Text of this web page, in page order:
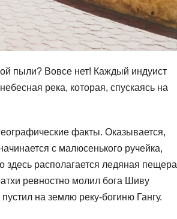
пыли? Вовсе нет! Каждый индуист
река, которая, спускаясь на
факты. Оказывается,
с малюсенького ручейка,
располагается ледяная пещера
ревностно молил бога Шиву
на землю реку-богиню Гангу.